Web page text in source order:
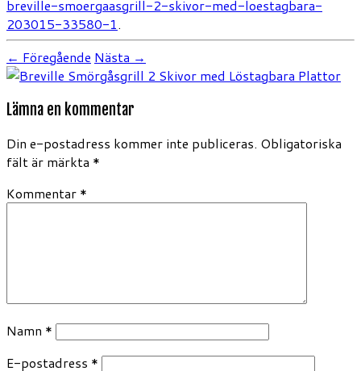
breville-smoergaasgrill-2-skivor-med-loestagbara-
203015-33580-1.
← Föregående Nästa →
Lämna en kommentar
Din e-postadress kommer inte publiceras. Obligatoriska
fält är märkta *
Kommentar *
Namn *
E-postadress *